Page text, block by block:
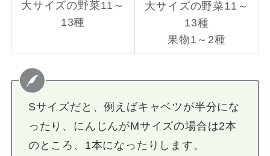
大サイズの野菜11～
13種
大サイズの野菜11～
13種
果物1～2種
Sサイズだと、例えばキャベツが半分にな
ったり、にんじんがMサイズの場合は2本
のところ、1本になったりします。